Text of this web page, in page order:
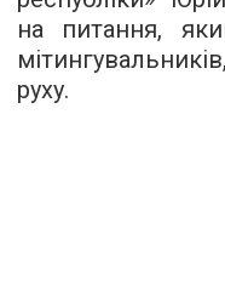
на питання,
руху.